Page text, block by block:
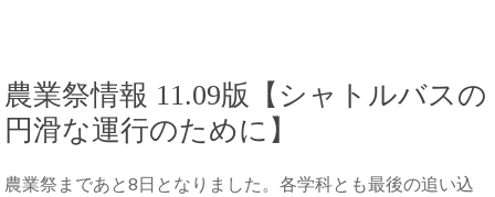
農業祭情報 11.09版【シャトルバスの
円滑な運行のために】
農業祭まであと8日となりました。各学科とも最後の追い込